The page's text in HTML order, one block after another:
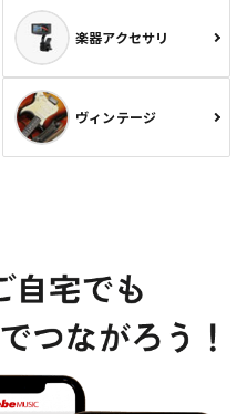
楽器アクセサリ
ヴィンテージ